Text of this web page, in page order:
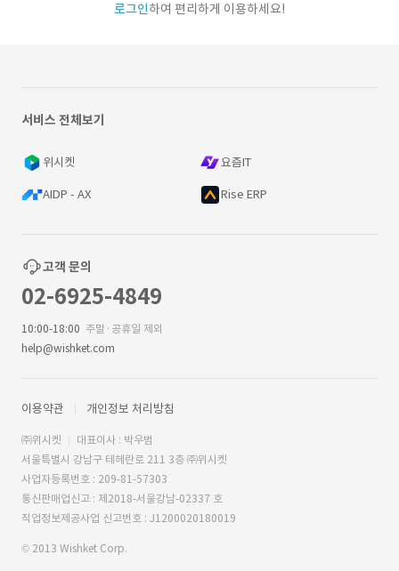
로그인하여 편리하게 이용하세요!
서비스 전체보기
위시켓 요즘IT
AIDP - AX Rise ERP
고객 문의
02-6925-4849
10:00-18:00 주말·공휴일 제외
help@wishket.com
이용약관 개인정보 처리방침
㈜위시켓
대표이사 : 박우범
서울특별시 강남구 테헤란로 211 3층 ㈜위시켓
사업자등록번호 : 209-81-57303
통신판매업신고 : 제2018-서울강남-02337 호
직업정보제공사업 신고번호 : J1200020180019
© 2013 Wishket Corp.